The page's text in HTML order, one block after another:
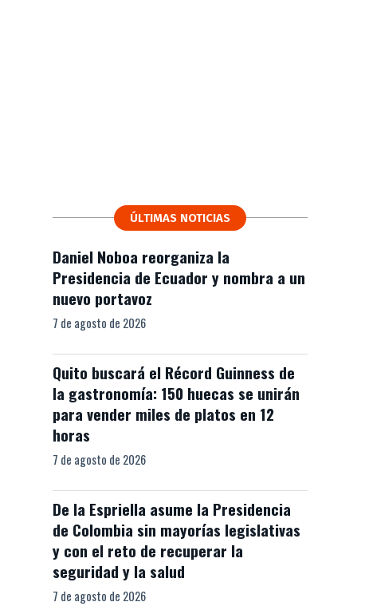
ÚLTIMAS NOTICIAS
Daniel Noboa reorganiza la
Presidencia de Ecuador y nombra a un
nuevo portavoz
7 de agosto de 2026
Quito buscará el Récord Guinness de
la gastronomía: 150 huecas se unirán
para vender miles de platos en 12
horas
7 de agosto de 2026
De la Espriella asume la Presidencia
de Colombia sin mayorías legislativas
y con el reto de recuperar la
seguridad y la salud
7 de agosto de 2026